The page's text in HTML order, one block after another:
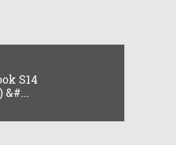
S14
&#...